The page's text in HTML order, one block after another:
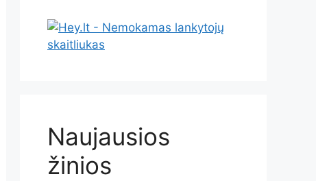
Naujausios
žinios